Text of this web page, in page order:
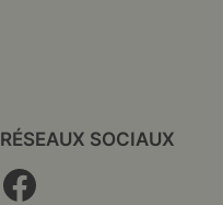
RÉSEAUX SOCIAUX
Facebook